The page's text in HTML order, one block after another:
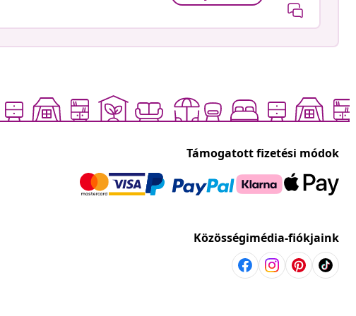
Támogatott fizetési módok
Közösségimédia-fiókjaink